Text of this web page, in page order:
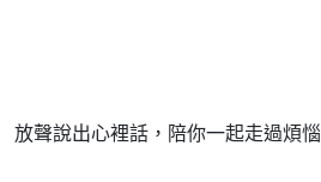
放聲說出心裡話，陪你一起走過煩惱